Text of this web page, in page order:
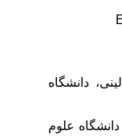
دانشگاه
علوم